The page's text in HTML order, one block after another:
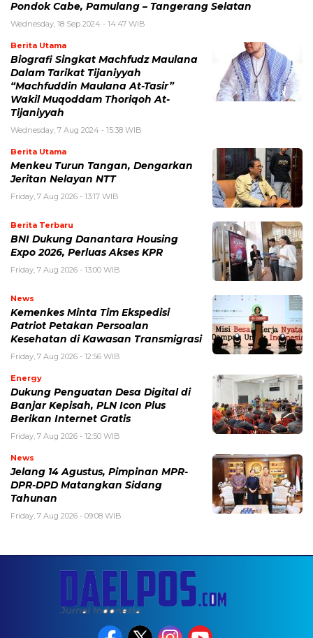
Pondok Cabe, Pamulang – Tangerang Selatan
Wednesday, 18 Sep 2024 - 14:47 WIB
Berita Utama
Biografi Singkat Machfudz Maulana
Dalam Tarikat Tijaniyyah
“Machfuddin Maulana At-Tasir”
Wakil Muqoddam Thoriqoh At-
Tijaniyyah
Wednesday, 7 Aug 2024 - 15:38 WIB
Berita Utama
Menkeu Turun Tangan, Dengarkan
Jeritan Nelayan NTT
Friday, 7 Aug 2026 - 13:17 WIB
Berita Terbaru
BNI Dukung Danantara Housing
Expo 2026, Perluas Akses KPR
Friday, 7 Aug 2026 - 13:00 WIB
News
Kemenkes Minta Tim Ekspedisi
Patriot Petakan Persoalan
Kesehatan di Kawasan Transmigrasi
Friday, 7 Aug 2026 - 12:56 WIB
Energy
Dukung Penguatan Desa Digital di
Banjar Kepisah, PLN Icon Plus
Berikan Internet Gratis
Friday, 7 Aug 2026 - 12:50 WIB
News
Jelang 14 Agustus, Pimpinan MPR-
DPR-DPD Matangkan Sidang
Tahunan
Friday, 7 Aug 2026 - 09:08 WIB